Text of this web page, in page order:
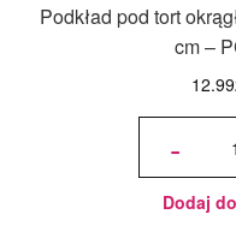
Podkład pod tort
cm –
12.99
-
ilość
okrągły
Choinki
cm, h 1
cm - PC
Dodaj